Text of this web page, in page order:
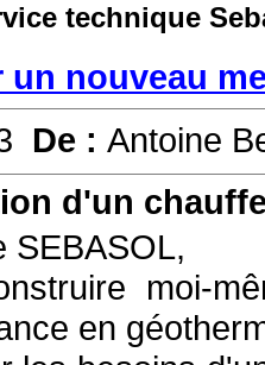
technique
un nouveau
De : Antoine
d'un
SEBASOL,
moi-
en